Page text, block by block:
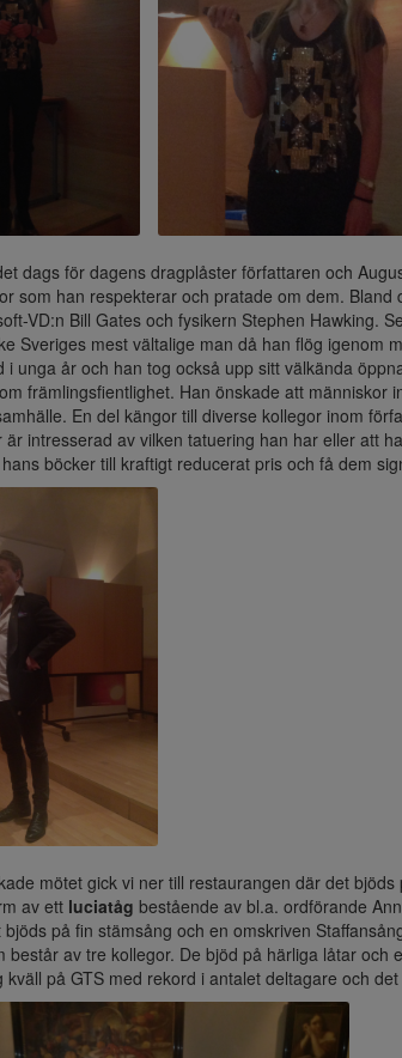
dags för dagens dragplåster författaren och
som han respekterar och pratade om dem.
VD:n Bill Gates och fysikern Stephen Hawking.
Sveriges mest vältalige man då han flög igenom
i unga år och han tog också upp sitt välkända
främlingsfientlighet. Han önskade att
En del kängor till diverse kollegor inom
är intresserad av vilken tatuering han har eller att
böcker till kraftigt reducerat pris och få dem
mötet gick vi ner till restaurangen där det
av ett luciatåg bestående av bl.a. ordförande
bjöds på fin stämsång och en omskriven
består av tre kollegor. De bjöd på härliga låtar och
kväll på GTS med rekord i antalet deltagare och